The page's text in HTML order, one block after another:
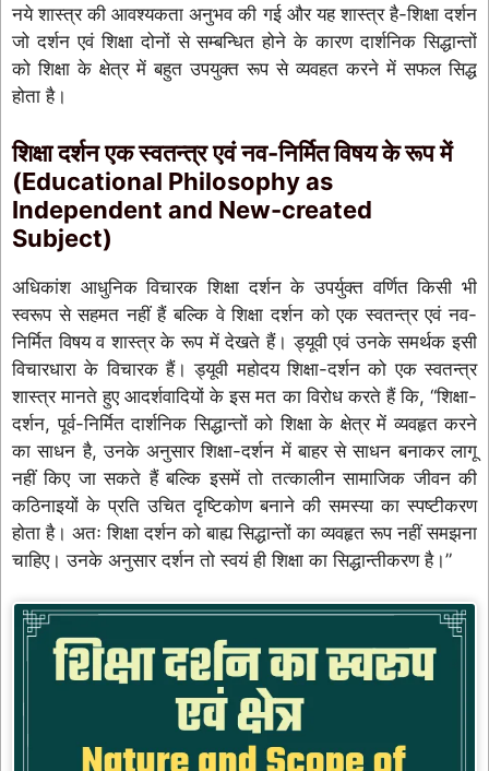
नये शास्त्र की आवश्यकता अनुभव की गई और यह शास्त्र है-शिक्षा दर्शन
जो दर्शन एवं शिक्षा दोनों से सम्बन्धित होने के कारण दार्शनिक सिद्धान्तों
को शिक्षा के क्षेत्र में बहुत उपयुक्त रूप से व्यवहत करने में सफल सिद्ध
होता है।
शिक्षा दर्शन एक स्वतन्त्र एवं नव-निर्मित विषय के रूप में
(Educational Philosophy as
Independent and New-created
Subject)
अधिकांश आधुनिक विचारक शिक्षा दर्शन के उपर्युक्त वर्णित किसी भी
स्वरूप से सहमत नहीं हैं बल्कि वे शिक्षा दर्शन को एक स्वतन्त्र एवं नव-
निर्मित विषय व शास्त्र के रूप में देखते हैं। ड्यूवी एवं उनके समर्थक इसी
विचारधारा के विचारक हैं। ड्यूवी महोदय शिक्षा-दर्शन को एक स्वतन्त्र
शास्त्र मानते हुए आदर्शवादियों के इस मत का विरोध करते हैं कि, “शिक्षा-
दर्शन, पूर्व-निर्मित दार्शनिक सिद्धान्तों को शिक्षा के क्षेत्र में व्यवहृत करने
का साधन है, उनके अनुसार शिक्षा-दर्शन में बाहर से साधन बनाकर लागू
नहीं किए जा सकते हैं बल्कि इसमें तो तत्कालीन सामाजिक जीवन की
कठिनाइयों के प्रति उचित दृष्टिकोण बनाने की समस्या का स्पष्टीकरण
होता है। अतः शिक्षा दर्शन को बाह्य सिद्धान्तों का व्यवहृत रूप नहीं समझना
चाहिए। उनके अनुसार दर्शन तो स्वयं ही शिक्षा का सिद्धान्तीकरण है।”